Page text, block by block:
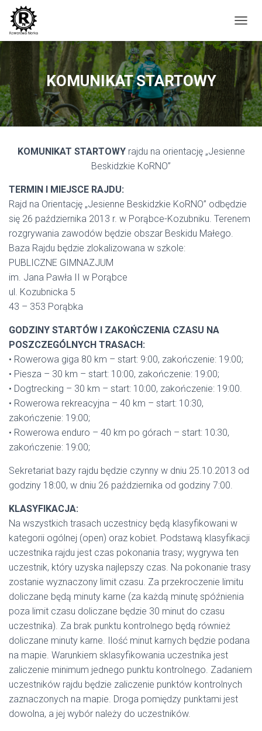
R
Z
Ą
Z
N
I
Ę
KOMUNIKAT STARTOWY
KOMUNIKAT STARTOWY rajdu na orientację „Jesienne
Beskidzkie KoRNO”
TERMIN I MIEJSCE RAJDU:
Rajd na Orientację „Jesienne Beskidzkie KoRNO” odbędzie
się 26 października 2013 r. w Porąbce-Kozubniku. Terenem
rozgrywania zawodów będzie obszar Beskidu Małego.
Baza Rajdu będzie zlokalizowana w szkole:
PUBLICZNE GIMNAZJUM
im. Jana Pawła II w Porąbce
ul. Kozubnicka 5
43 – 353 Porąbka
GODZINY STARTÓW I ZAKOŃCZENIA CZASU NA
POSZCZEGÓLNYCH TRASACH:
• Rowerowa giga 80 km – start: 9:00, zakończenie: 19:00;
• Piesza – 30 km – start: 10:00, zakończenie: 19:00;
• Dogtrecking – 30 km – start: 10:00, zakończenie: 19:00.
• Rowerowa rekreacyjna – 40 km – start: 10:30,
zakończenie: 19:00;
• Rowerowa enduro – 40 km po górach – start: 10:30,
zakończenie: 19:00;
Sekretariat bazy rajdu będzie czynny w dniu 25.10.2013 od
godziny 18:00, w dniu 26 października od godziny 7:00.
KLASYFIKACJA:
Na wszystkich trasach uczestnicy będą klasyfikowani w
kategorii ogólnej (open) oraz kobiet. Podstawą klasyfikacji
uczestnika rajdu jest czas pokonania trasy; wygrywa ten
uczestnik, który uzyska najlepszy czas. Na pokonanie trasy
zostanie wyznaczony limit czasu. Za przekroczenie limitu
doliczane będą minuty karne (za każdą minutę spóźnienia
poza limit czasu doliczane będzie 30 minut do czasu
uczestnika). Za brak punktu kontrolnego będą również
doliczane minuty karne. Ilość minut karnych będzie podana
na mapie. Warunkiem sklasyfikowania uczestnika jest
zaliczenie minimum jednego punktu kontrolnego. Zadaniem
uczestników rajdu będzie zaliczenie punktów kontrolnych
zaznaczonych na mapie. Droga pomiędzy punktami jest
dowolna, a jej wybór należy do uczestników.